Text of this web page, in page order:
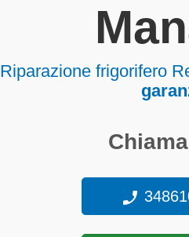
Riparazione frigorifero